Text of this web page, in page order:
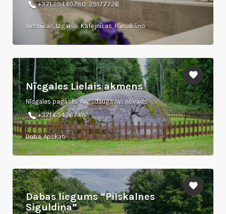
+371 29440780; 29177726
Viesnīcas, Izgaršo, Kafejnīcas, Pārnakšņo
Nīcgales Lielais akmens
Nīcgales pagasts, Augšdaugavas novads
+371 65476748
Daba, Apskati
Dabas liegums “Pilskalnes
Siguldiņa”